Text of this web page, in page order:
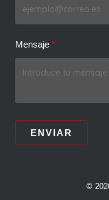
Mensaje
ENVIAR
©